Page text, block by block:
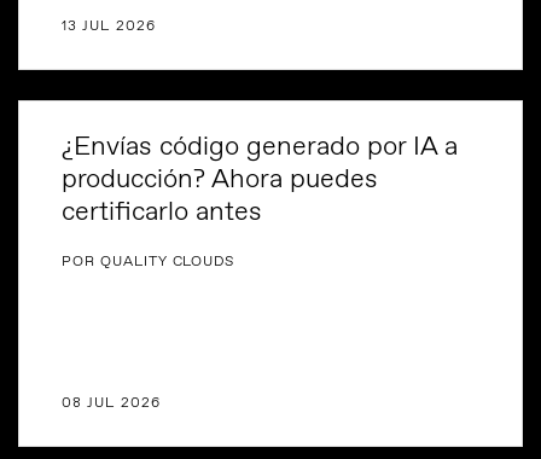
13 JUL 2026
¿Envías código generado por IA a
producción? Ahora puedes
certificarlo antes
POR QUALITY CLOUDS
08 JUL 2026